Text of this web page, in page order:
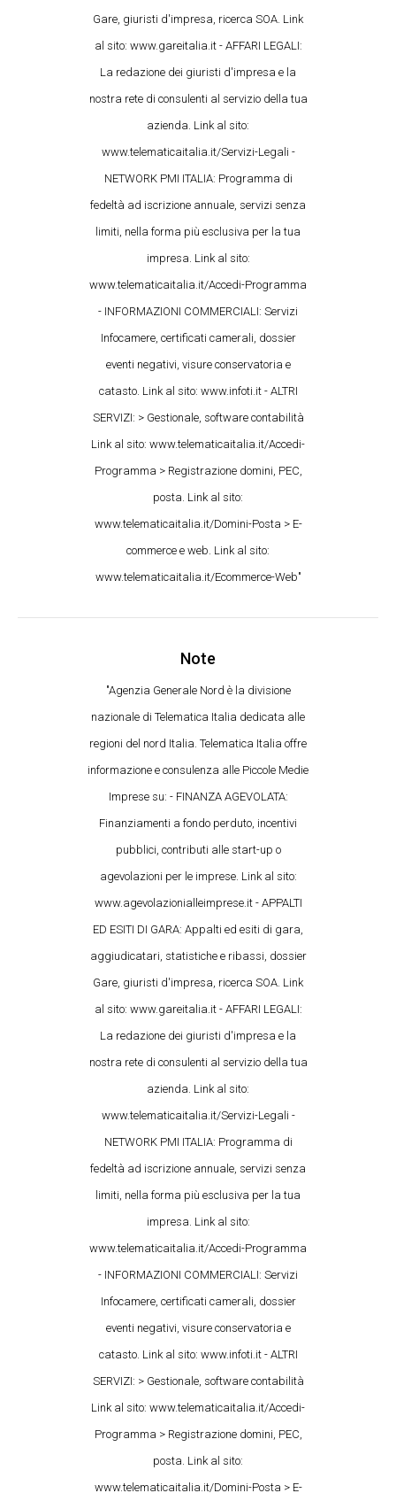
Gare, giuristi d'impresa, ricerca SOA. Link
al sito: www.gareitalia.it - AFFARI LEGALI:
La redazione dei giuristi d'impresa e la
nostra rete di consulenti al servizio della tua
azienda. Link al sito:
www.telematicaitalia.it/Servizi-Legali -
NETWORK PMI ITALIA: Programma di
fedeltà ad iscrizione annuale, servizi senza
limiti, nella forma più esclusiva per la tua
impresa. Link al sito:
www.telematicaitalia.it/Accedi-Programma
- INFORMAZIONI COMMERCIALI: Servizi
Infocamere, certificati camerali, dossier
eventi negativi, visure conservatoria e
catasto. Link al sito: www.infoti.it - ALTRI
SERVIZI: > Gestionale, software contabilità
Link al sito: www.telematicaitalia.it/Accedi-
Programma > Registrazione domini, PEC,
posta. Link al sito:
www.telematicaitalia.it/Domini-Posta > E-
commerce e web. Link al sito:
www.telematicaitalia.it/Ecommerce-Web"
Note
"Agenzia Generale Nord è la divisione
nazionale di Telematica Italia dedicata alle
regioni del nord Italia. Telematica Italia offre
informazione e consulenza alle Piccole Medie
Imprese su: - FINANZA AGEVOLATA:
Finanziamenti a fondo perduto, incentivi
pubblici, contributi alle start-up o
agevolazioni per le imprese. Link al sito:
www.agevolazionialleimprese.it - APPALTI
ED ESITI DI GARA: Appalti ed esiti di gara,
aggiudicatari, statistiche e ribassi, dossier
Gare, giuristi d'impresa, ricerca SOA. Link
al sito: www.gareitalia.it - AFFARI LEGALI:
La redazione dei giuristi d'impresa e la
nostra rete di consulenti al servizio della tua
azienda. Link al sito:
www.telematicaitalia.it/Servizi-Legali -
NETWORK PMI ITALIA: Programma di
fedeltà ad iscrizione annuale, servizi senza
limiti, nella forma più esclusiva per la tua
impresa. Link al sito:
www.telematicaitalia.it/Accedi-Programma
- INFORMAZIONI COMMERCIALI: Servizi
Infocamere, certificati camerali, dossier
eventi negativi, visure conservatoria e
catasto. Link al sito: www.infoti.it - ALTRI
SERVIZI: > Gestionale, software contabilità
Link al sito: www.telematicaitalia.it/Accedi-
Programma > Registrazione domini, PEC,
posta. Link al sito:
www.telematicaitalia.it/Domini-Posta > E-